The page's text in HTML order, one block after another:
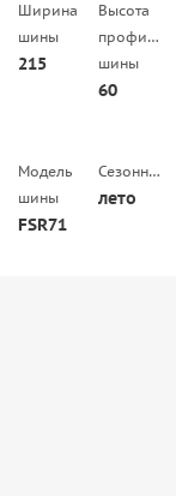
Ширина
шины
215
Высота
профиля
шины
60
Модель
шины
FSR71
Сезонность
лето